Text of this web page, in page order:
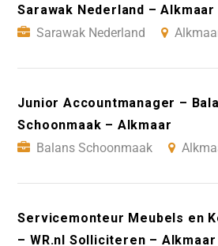
Sarawak Nederland – Alkmaar
Sarawak Nederland
Junior Accountmanager –
Schoonmaak – Alkmaar
Balans Schoonmaak
Servicemonteur Meubels en
– WR.nl Solliciteren – Alkmaar